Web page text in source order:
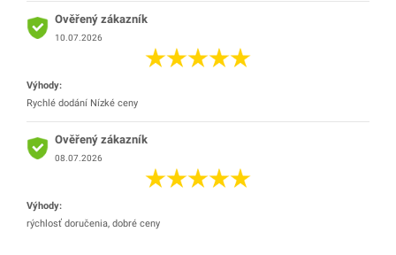
Ověřený zákazník
10.07.2026
Výhody:
Rychlé dodání Nízké ceny
Ověřený zákazník
08.07.2026
Výhody:
rýchlosť doručenia, dobré ceny